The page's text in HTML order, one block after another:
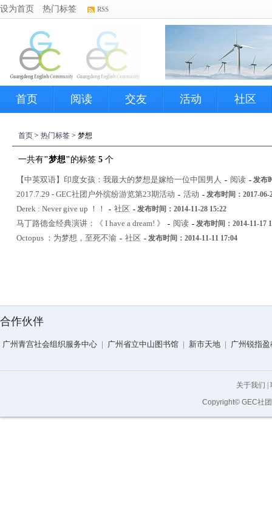
设为首页 热门标签 RSS
首页 阅读 交友 活动 社区
首页 > 热门标签 > 梦想
一共有"梦想"的标签 5 个
【中英双语】印度女孩：我最大的梦想是嫁给一位中国男人 - 阅读 - 发布
2017.7.29 - GEC社团户外缤纷游览第23期活动 - 活动 - 发布时间：2017-06-
Derek : Never give up ！！ - 社区 - 发布时间：2014-11-28 15:22
马丁路德金经典演讲：《 I have a dream! 》 - 阅读 - 发布时间：2014-11-17
Octopus ：为梦想，至死不渝 - 社区 - 发布时间：2014-11-11 17:04
合作伙伴
广州青宫社会组织服务中心 | 广州省立中山图书馆 | 新市天地 | 广州锐指
关于我们 |
Copyright© GEC社